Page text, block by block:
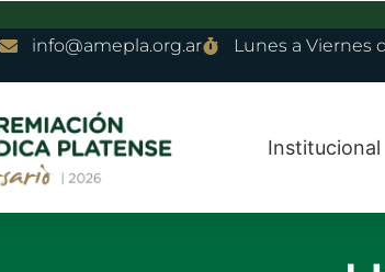
info@amepla.org.ar Lunes a Viernes
Institucional